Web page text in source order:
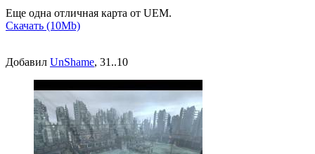
Еще одна отличная карта от UEM.
Скачать (10Mb)
Добавил UnShame, 31..10